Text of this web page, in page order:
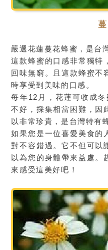
嚴選花蓮蔓花蜂蜜，是台
這款蜂蜜的口感非常獨特
回味無窮。且這款蜂蜜不
時享受到美味的口感。
每年12月，花蓮可收成
不好，採集相當困難，因
以非常珍貴，是台灣特有
如果您是一位喜愛美食的
對不容錯過。它不但可以
以為您的身體帶來益處。
來感受這美好吧！